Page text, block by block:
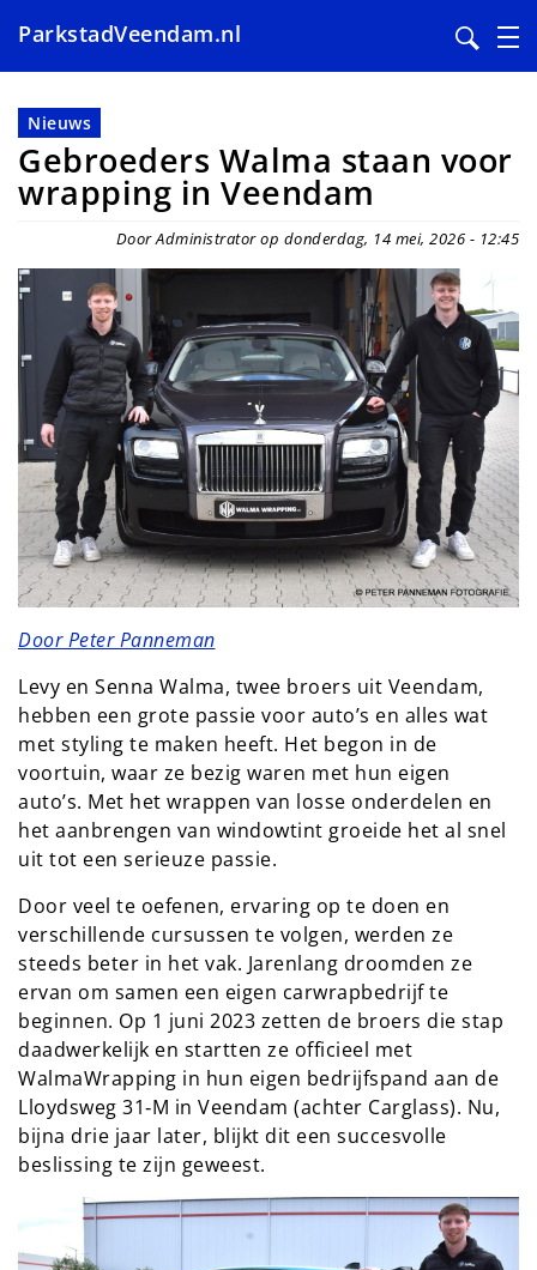
en
naar
de
inhoud
ParkstadVeendam.nl
Nieuws
Gebroeders Walma staan voor
wrapping in Veendam
Door Administrator op donderdag, 14 mei, 2026 - 12:45
Door Peter Panneman
Levy en Senna Walma, twee broers uit Veendam,
hebben een grote passie voor auto’s en alles wat
met styling te maken heeft. Het begon in de
voortuin, waar ze bezig waren met hun eigen
auto’s. Met het wrappen van losse onderdelen en
het aanbrengen van windowtint groeide het al snel
uit tot een serieuze passie.
Door veel te oefenen, ervaring op te doen en
verschillende cursussen te volgen, werden ze
steeds beter in het vak. Jarenlang droomden ze
ervan om samen een eigen carwrapbedrijf te
beginnen. Op 1 juni 2023 zetten de broers die stap
daadwerkelijk en startten ze officieel met
WalmaWrapping in hun eigen bedrijfspand aan de
Lloydsweg 31‑M in Veendam (achter Carglass). Nu,
bijna drie jaar later, blijkt dit een succesvolle
beslissing te zijn geweest.